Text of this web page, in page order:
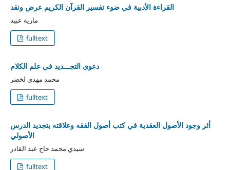
القراءة الأدبية في ضوء تفسير القرآن الكريم عرض ونقد
مارية عبيد
fulltext
دعوى التجـــديد في علم الكلام
محمد مهدي لخضر
fulltext
أثر وجود الأصول العقدية في كتب أصول الفقه وعلاقته بتجديد الدرس
الأصولي
سيدي محمد حاج عبد القادر
fulltext